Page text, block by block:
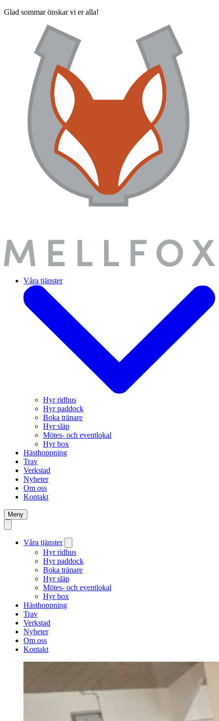
Glad sommar önskar vi er alla!
Våra tjänster
Hyr ridhus
Hyr paddock
Boka tränare
Hyr släp
Mötes- och eventlokal
Hyr box
Hästhoppning
Trav
Verkstad
Nyheter
Om oss
Kontakt
Meny
Våra tjänster
Hyr ridhus
Hyr paddock
Boka tränare
Hyr släp
Mötes- och eventlokal
Hyr box
Hästhoppning
Trav
Verkstad
Nyheter
Om oss
Kontakt